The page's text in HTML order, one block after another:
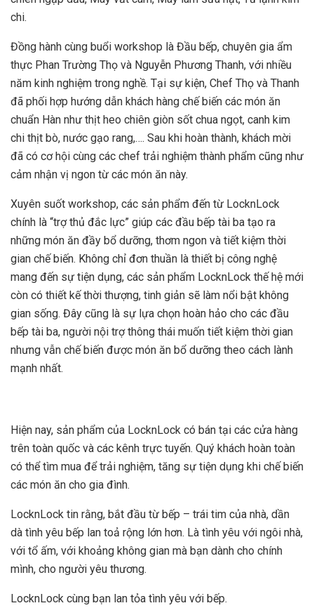
chi.
Đồng hành cùng buổi workshop là Đầu bếp, chuyên gia ẩm
thực Phan Trường Thọ và Nguyễn Phương Thanh, với nhiều
năm kinh nghiệm trong nghề. Tại sự kiện, Chef Thọ và Thanh
đã phối hợp hướng dẫn khách hàng chế biến các món ăn
chuẩn Hàn như thịt heo chiên giòn sốt chua ngọt, canh kim
chi thịt bò, nước gạo rang,…. Sau khi hoàn thành, khách mời
đã có cơ hội cùng các chef trải nghiệm thành phẩm cũng như
cảm nhận vị ngon từ các món ăn này.
Xuyên suốt workshop, các sản phẩm đến từ LocknLock
chính là “trợ thủ đắc lực” giúp các đầu bếp tài ba tạo ra
những món ăn đầy bổ dưỡng, thơm ngon và tiết kiệm thời
gian chế biến. Không chỉ đơn thuần là thiết bị công nghệ
mang đến sự tiện dụng, các sản phẩm LocknLock thế hệ mới
còn có thiết kế thời thượng, tinh giản sẽ làm nổi bật không
gian sống. Đây cũng là sự lựa chọn hoàn hảo cho các đầu
bếp tài ba, người nội trợ thông thái muốn tiết kiệm thời gian
nhưng vẫn chế biến được món ăn bổ dưỡng theo cách lành
mạnh nhất.
Hiện nay, sản phẩm của LocknLock có bán tại các cửa hàng
trên toàn quốc và các kênh trực tuyến. Quý khách hoàn toàn
có thể tìm mua để trải nghiệm, tăng sự tiện dụng khi chế biến
các món ăn cho gia đình.
LocknLock tin rằng, bắt đầu từ bếp – trái tim của nhà, dần
dà tình yêu bếp lan toả rộng lớn hơn. Là tình yêu với ngôi nhà,
với tổ ấm, với khoảng không gian mà bạn dành cho chính
mình, cho người yêu thương.
LocknLock cùng bạn lan tỏa tình yêu với bếp.